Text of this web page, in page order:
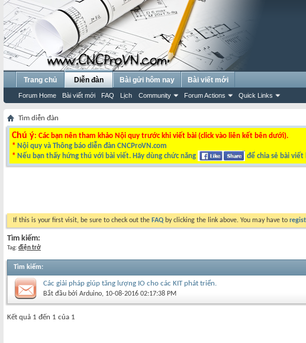
Trang chủ Diễn đàn
Forum Home Bài viết mới FAQ Lịch Community Forum Actions Quick Links
Bài gửi hôm nay Bài viết mới
Tìm diễn đàn
Chú ý: Các bạn nên tham khảo Nội quy trước khi viết bài (click vào liên kết bên dưới).
* Nội quy và Thông báo diễn đàn CNCProVN.com
* Nếu bạn thấy hứng thú với bài viết. Hãy dùng chức năng để chia sẻ bài viết
If this is your first visit, be sure to check out the FAQ by clicking the link above. You may have to
Tìm kiếm:
Tag: điện trở
Tìm kiếm:
Các giải pháp giúp tăng lượng IO cho các KIT phát triển.
Bắt đầu bởi Arduino‎, 10-08-2016 02:17:38 PM
Kết quả 1 đến 1 của 1